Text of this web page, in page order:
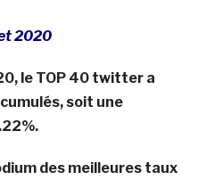
2020
le TOP 40 twitter a
soit une
des meilleures taux